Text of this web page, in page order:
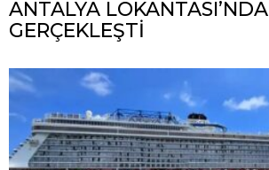
ANTALYA LOKANTASI’NDA
GERÇEKLEŞTİ